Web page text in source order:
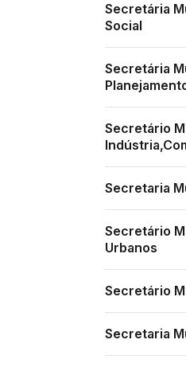
Secretária
Social
Secretária
Secretário
Secretaria
Secretário
Urbanos
Secretário
Secretaria